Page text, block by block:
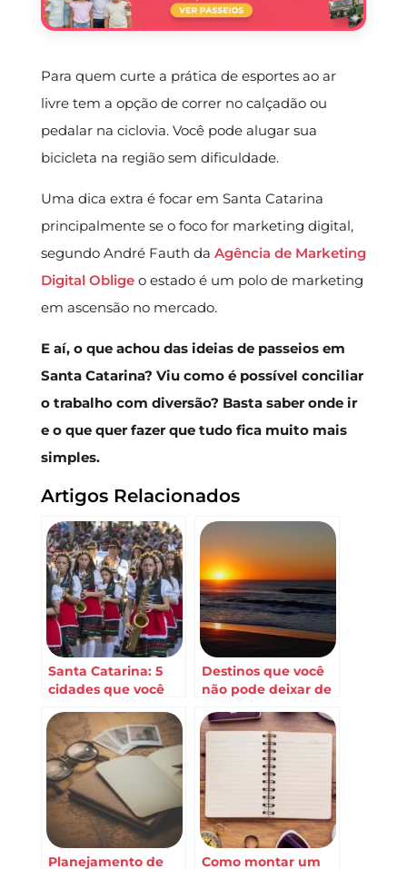
Para quem curte a prática de esportes ao ar
livre tem a opção de correr no calçadão ou
pedalar na ciclovia. Você pode alugar sua
bicicleta na região sem dificuldade.
Uma dica extra é focar em Santa Catarina
principalmente se o foco for marketing digital,
segundo André Fauth da Agência de Marketing
Digital Obligeo estado é um polo de marketing
em ascensão no mercado.
E aí, o que achou das ideias de passeios em
Santa Catarina? Viu como é possível conciliar
o trabalho com diversão? Basta saber onde ir
e o que quer fazer que tudo fica muito mais
simples.
Artigos Relacionados
Santa Catarina: 5
cidades que você
em 2020!
Destinos que você
não pode deixar de
Catarina
Planejamento de
Como montar um